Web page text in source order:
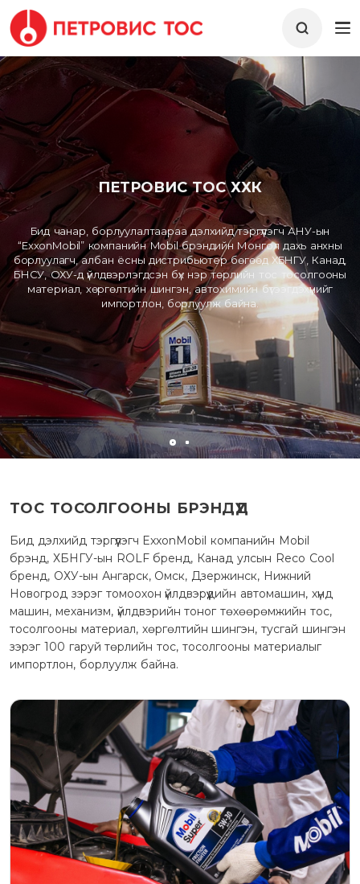
ПЕТРОВИС ТОС ХХК
Бид чанар, борлуулалтаараа дэлхийд тэргүүлэгч АНУ-ын
“ExxonMobil” компанийн Mobil брэндийн Монгол дахь анхны
борлуулагч, албан ёсны дистрибьютер бөгөөд ХБНГУ, Канад,
БНСУ, ОХУ-д үйлдвэрлэгдсэн бүх нэр төрлийн тос тосолгооны
материал, хөргөлтийн шингэн, автохимийн бүтээгдэхүүнийг
импортлон, борлуулж байна.
ТОС ТОСОЛГООНЫ БРЭНДҮҮД
Бид дэлхийд тэргүүлэгч ExxonMobil компанийн Mobil
брэнд, ХБНГУ-ын ROLF бренд, Канад улсын Reco Cool
бренд, ОХУ-ын Ангарск, Омск, Дзержинск, Нижний
Новогрод зэрэг томоохон үйлдвэрүүдийн автомашин, хүнд
машин, механизм, үйлдвэрийн тоног төхөөрөмжийн тос,
тосолгооны материал, хөргөлтийн шингэн, тусгай шингэн
зэрэг 100 гаруй төрлийн тос, тосолгооны материалыг
импортлон, борлуулж байна.